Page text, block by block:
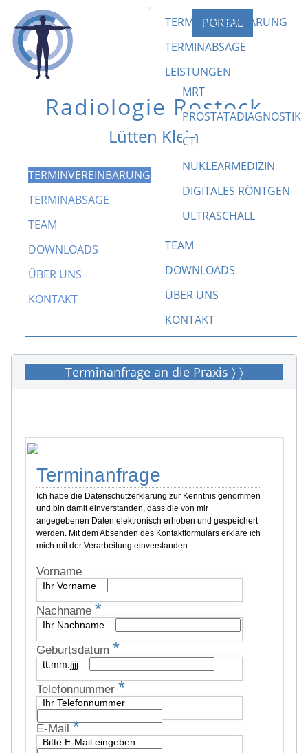
Radiologie Rostock
Lütten Klein
TERMINVEREINBARUNG
TERMINABSAGE
TEAM
DOWNLOADS
ÜBER UNS
KONTAKT
TERMINVEREINBARUNG
TERMINABSAGE
LEISTUNGEN
MRT
PROSTATADIAGNOSTIK
CT
NUKLEARMEDIZIN
DIGITALES RÖNTGEN
ULTRASCHALL
TEAM
DOWNLOADS
ÜBER UNS
KONTAKT
PORTAL
Terminvereinbarung
FürTerminvereinbarungen nutzen Sie bitte unser
, das Ihnen rund um die Uhr zur
Verfügung steht.
Online-Termin 24/7 〉 〉
Terminanfrage an die Praxis 〉 〉
Terminanfrage
Ich habe die Datenschutzerklärung zur Kenntnis genommen
und bin damit einverstanden, dass die von mir
angegebenen Daten elektronisch erhoben und gespeichert
werden. Mit dem Absenden des Kontaktformulars erkläre ich
mich mit der Verarbeitung einverstanden.
Vorname
Ihr Vorname
Nachname *
Ihr Nachname
Geburtsdatum *
tt.mm.jjjj
Telefonnummer *
Ihr Telefonnummer
E-Mail *
Bitte E-Mail eingeben